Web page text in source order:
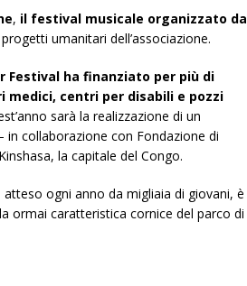
, il festival musicale organizzato da
umanitari dell’associazione.
Festival ha finanziato per più di
centri per disabili e pozzi
sarà la realizzazione di un
collaborazione con Fondazione di
la capitale del Congo.
ogni anno da migliaia di giovani, è
ormai caratteristica cornice del parco di